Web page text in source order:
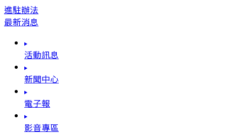
進駐辦法
最新消息
活動訊息
新聞中心
電子報
影音專區